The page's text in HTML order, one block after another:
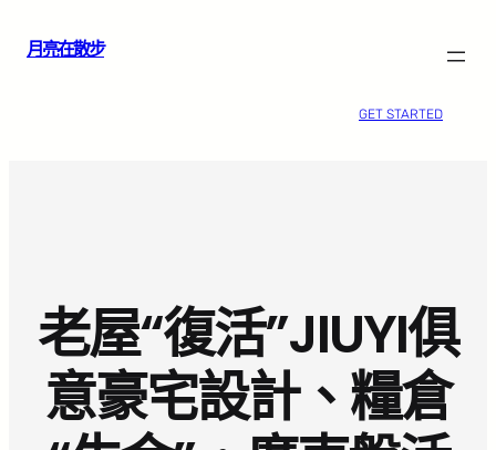
月亮在散步
GET STARTED
老屋“復活”JIUYI俱
意豪宅設計、糧倉